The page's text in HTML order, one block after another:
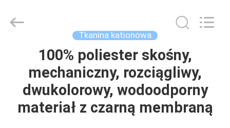
PRODUKTY
Textile
Co.,Ltd.
Tkanina kationowa
100% poliester skośny,
mechaniczny, rozciągliwy,
dwukolorowy, wodoodporny
materiał z czarną membraną